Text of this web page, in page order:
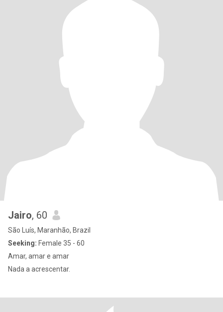
Jairo, 60
São Luís, Maranhão, Brazil
Seeking: Female 35 - 60
Amar, amar e amar
Nada a acrescentar.